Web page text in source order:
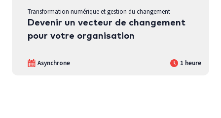
Transformation numérique et gestion du changement
Devenir un vecteur de changement
pour votre organisation
Asynchrone 1 heure